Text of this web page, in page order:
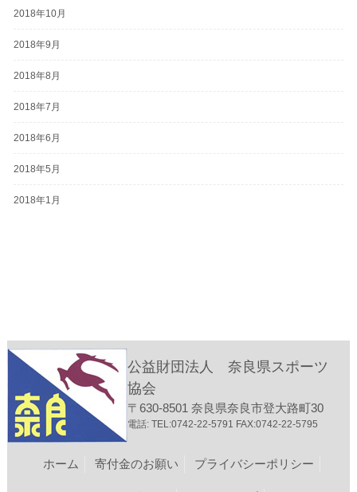
2018年10月
2018年9月
2018年8月
2018年7月
2018年6月
2018年5月
2018年1月
公益財団法人 奈良県スポーツ
協会
〒630-8501 奈良県奈良市登大路町30
電話: TEL:0742-22-5791 FAX:0742-22-5795
ホーム 寄付金のお願い プライバシーポリシー